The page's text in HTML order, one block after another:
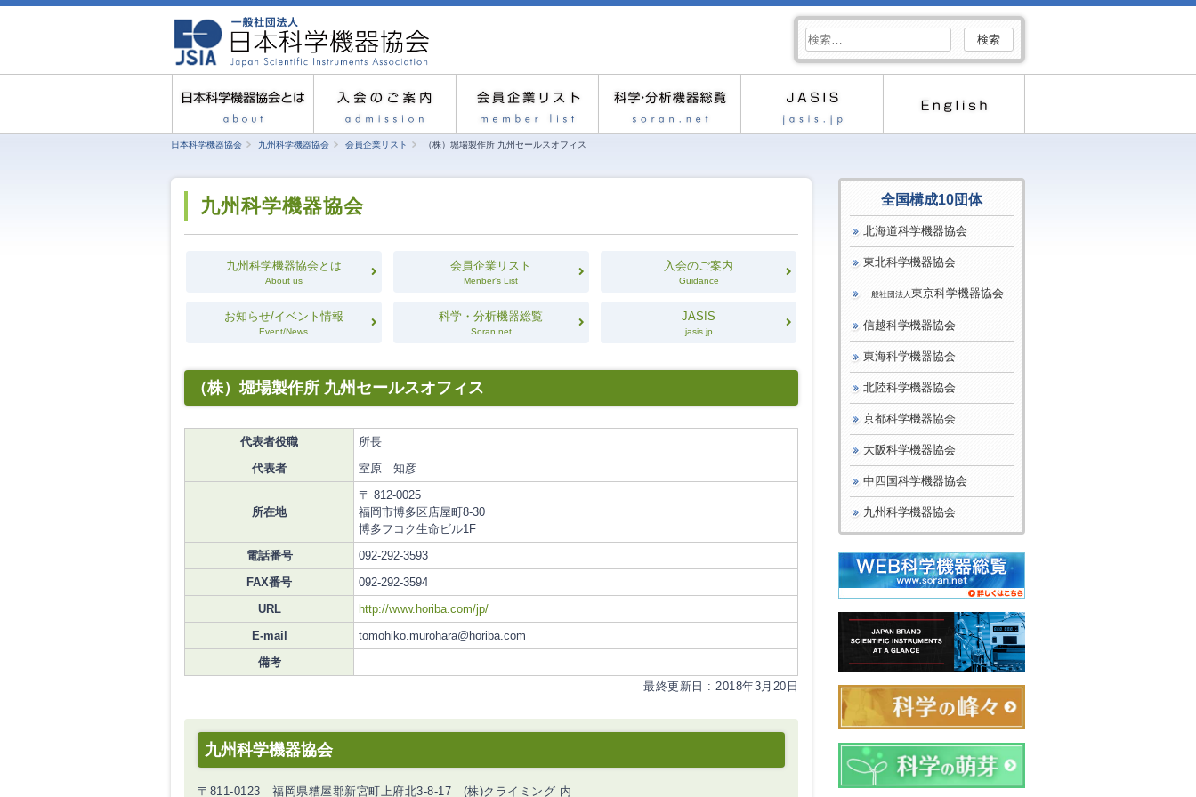
索:
日本科学機器協会 九州科学機器協会 会員企業リスト （株）堀場製作所 九州セールスオフィス
九州科学機器協会
九州科学機器協会とは
About us
会員企業リスト
Menber's List
入会のご案内
Guidance
お知らせ/イベント情報
Event/News
科学・分析機器総覧
Soran net
JASIS
jasis.jp
（株）堀場製作所 九州セールスオフィス
代表者役職
所長
代表者
室原 知彦
所在地
〒 812-0025
福岡市博多区店屋町8-30
博多フコク生命ビル1F
電話番号
092-292-3593
FAX番号
092-292-3594
URL
http://www.horiba.com/jp/
E-mail
tomohiko.murohara@horiba.com
備考
最終更新日 : 2018年3月20日
九州科学機器協会
〒811-0123 福岡県糟屋郡新宮町上府北3-8-17 (株)クライミング 内
全国構成10団体
北海道科学機器協会
東北科学機器協会
一般社団法人 東京科学機器協会
信越科学機器協会
東海科学機器協会
北陸科学機器協会
京都科学機器協会
大阪科学機器協会
中四国科学機器協会
九州科学機器協会